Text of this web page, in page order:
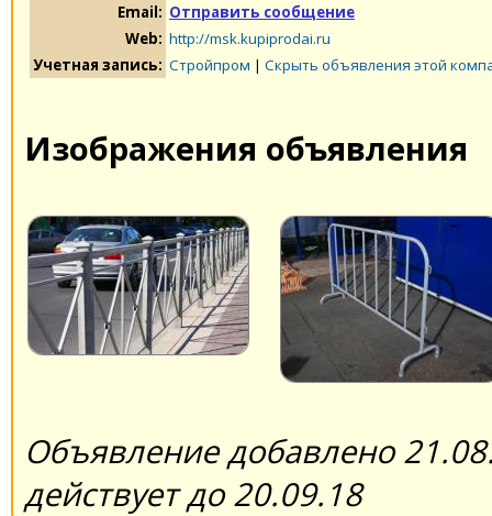
Email: Отправить сообщение
Web: http://msk.kupiprodai.ru
Учетная запись: Стройпром | Скрыть объявления этой
Изображения объявления
Объявление добавлено
действует до 20.09.18